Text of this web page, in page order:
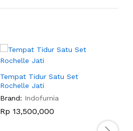
Tempat Tidur Satu Set
Rochelle Jati
Brand: Indofurnia
Rp 13,500,000